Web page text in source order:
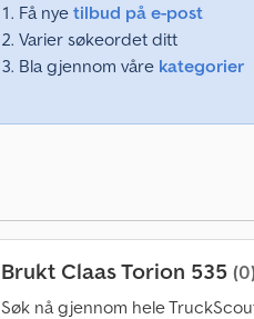
Få nye tilbud på e-post
Varier søkeordet ditt
Bla gjennom våre kategorier
Brukt Claas Torion 535 (0)
Søk nå gjennom hele